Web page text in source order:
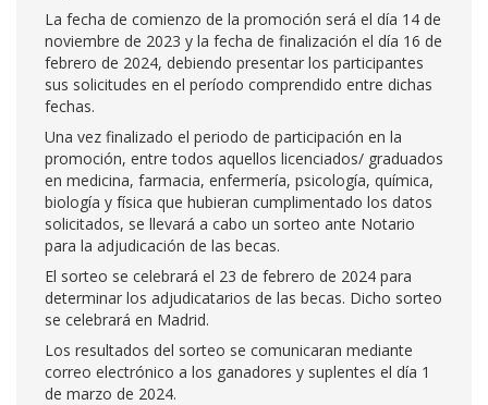
La fecha de comienzo de la promoción será el día 14 de
noviembre de 2023 y la fecha de finalización el día 16 de
febrero de 2024, debiendo presentar los participantes
sus solicitudes en el período comprendido entre dichas
fechas.
Una vez finalizado el periodo de participación en la
promoción, entre todos aquellos licenciados/ graduados
en medicina, farmacia, enfermería, psicología, química,
biología y física que hubieran cumplimentado los datos
solicitados, se llevará a cabo un sorteo ante Notario
para la adjudicación de las becas.
El sorteo se celebrará el 23 de febrero de 2024 para
determinar los adjudicatarios de las becas. Dicho sorteo
se celebrará en Madrid.
Los resultados del sorteo se comunicaran mediante
correo electrónico a los ganadores y suplentes el día 1
de marzo de 2024.